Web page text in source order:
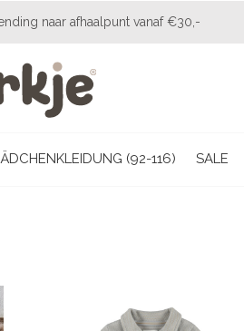
(92-116) SALE
naar afhaalpunt vanaf €30,-